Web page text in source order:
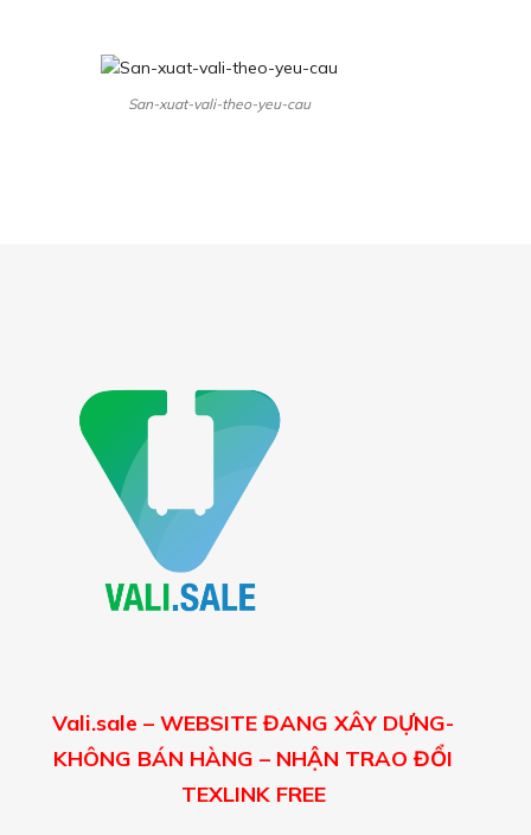
San-xuat-vali-theo-yeu-cau
Vali.sale – WEBSITE ĐANG XÂY DỰNG-
KHÔNG BÁN HÀNG – NHẬN TRAO ĐỔI
TEXLINK FREE